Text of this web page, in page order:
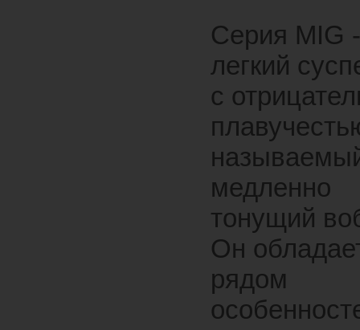
Серия MIG -
легкий
с
медленно
тонущий
Он
рядом